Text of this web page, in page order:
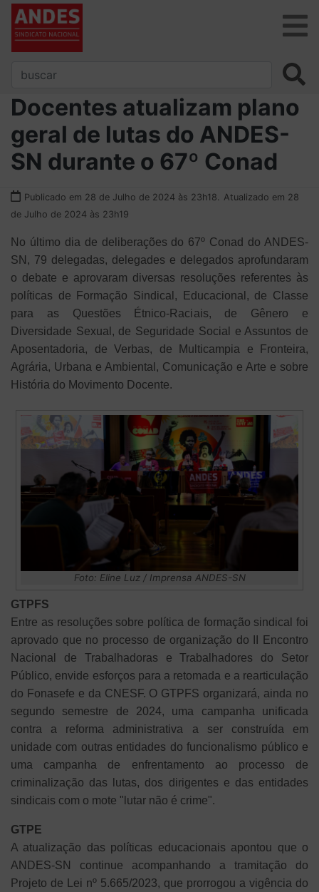
Docentes atualizam plano
geral de lutas do ANDES-
SN durante o 67º Conad
Publicado em 28 de Julho de 2024 às 23h18.
Atualizado em 28
de Julho de 2024 às 23h19
No último dia de deliberações do 67º Conad do ANDES-
SN, 79 delegadas, delegades e delegados aprofundaram
o debate e aprovaram diversas resoluções referentes às
políticas de Formação Sindical, Educacional, de Classe
para as Questões Étnico-Raciais, de Gênero e
Diversidade Sexual, de Seguridade Social e Assuntos de
Aposentadoria, de Verbas, de Multicampia e Fronteira,
Agrária, Urbana e Ambiental, Comunicação e Arte e sobre
História do Movimento Docente.
Foto: Eline Luz / Imprensa ANDES-SN
GTPFS
Entre as resoluções sobre política de formação sindical foi
aprovado que no processo de organização do II Encontro
Nacional de Trabalhadoras e Trabalhadores do Setor
Público, envide esforços para a retomada e a rearticulação
do Fonasefe e da CNESF. O GTPFS organizará, ainda no
segundo semestre de 2024, uma campanha unificada
contra a reforma administrativa a ser construída em
unidade com outras entidades do funcionalismo público e
uma campanha de enfrentamento ao processo de
criminalização das lutas, dos dirigentes e das entidades
sindicais com o mote "lutar não é crime".
GTPE
A atualização das políticas educacionais apontou que o
ANDES-SN continue acompanhando a tramitação do
Projeto de Lei nº 5.665/2023, que prorrogou a vigência do